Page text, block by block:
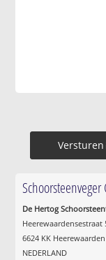
Versturen
De Hertog
Heerewaardensestraat
6624 KK Heerewaarden
NEDERLAND